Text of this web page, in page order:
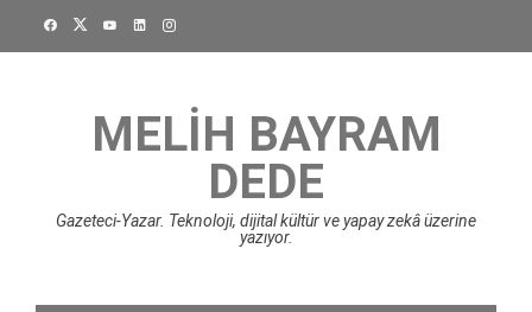
MELIH BAYRAM
DEDE
Gazeteci-Yazar. Teknoloji, dijital kültür ve yapay zekâ üzerine
yazıyor.